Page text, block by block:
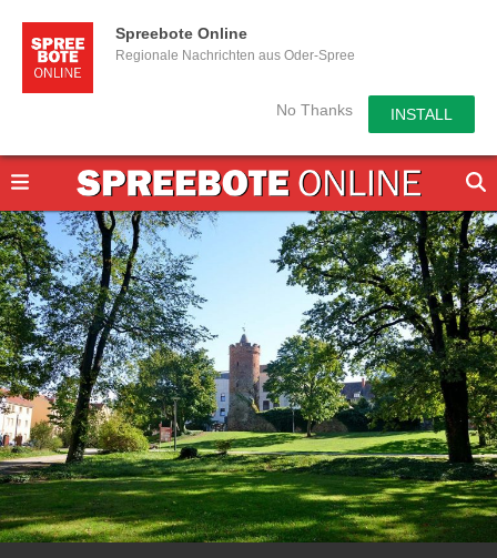
Spreebote Online
Regionale Nachrichten aus Oder-Spree
No Thanks INSTALL